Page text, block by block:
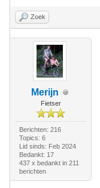
Zoek
Merijn
Fietser
Berichten: 216
Topics: 6
Lid sinds: Feb 2024
Bedankt: 17
437 x bedankt in 211
berichten